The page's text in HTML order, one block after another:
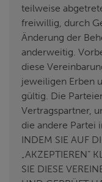
teilweise
freiwillig, durch
Änderung der
anderweitig.
diese
jeweiligen Erben
gültig. Die
Vertragspartner,
die andere Partei
INDEM SIE AUF
„AKZEPTIEREN“
SIE DIESE